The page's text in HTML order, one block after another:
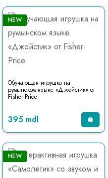
NEW
Обучающая игрушка на
румынском языке «Джойстик» от
Fisher-Price
395 mdl
NEW